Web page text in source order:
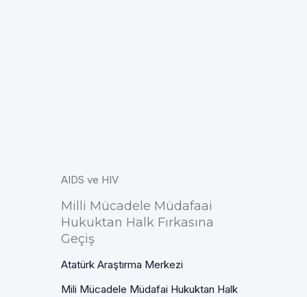
AIDS ve HIV
Milli Mücadele Müdafaai
Hukuktan Halk Fırkasına
Geçiş
Atatürk Araştırma Merkezi
Mili Mücadele Müdafai Hukuktan Halk